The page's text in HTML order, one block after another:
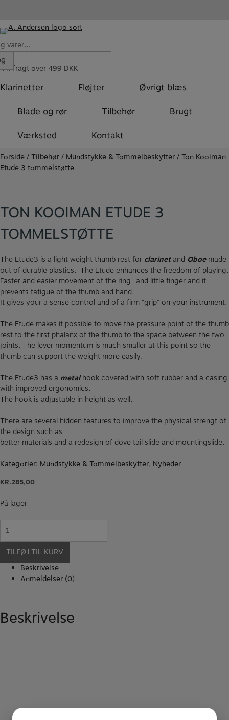
indholdet
0Varer
Fri fragt over 499 DKK
Klarinetter Fløjter
Øvrigt blæs
Blade og rør
Tilbehør
Brugt
Værksted
Kontakt
Forside/Tilbehør/ Mundstykke & Tommelbeskytter/ Ton Kooiman
Etude 3 tommelstøtte
TON KOOIMAN ETUDE 3
TOMMELSTØTTE
The Etude3 is a light weight thumb rest for clarinetand Oboemade
out of durable plastics. The Etude enhances the freedom of playing.
Faster and easier movement of the ring- and little finger and it
prevents fatigue of the thumb and hand.
It gives your a sense control and of a firm “grip” on your instrument.
The Etude makes it possible to move the pressure point of the thumb
rest to the first phalanx of the thumb to the space between the two
joints. The lever momentum is much smaller at this point so the
thumb can support the weight more easily.
The Etude3 has a metalhook covered with soft rubber and a casing
with improved ergonomics.
The hook is adjustable in height as well.
There are several hidden features to improve the physical strengt of
the design such as
better materials and a redesign of dove tail slide and mountingslide.
Kategorier: Mundstykke & Tommelbeskytter, Nyheder
KR.285,00
På lager
Ton
Kooiman
Etude
tommelstøtte
antal
TILFØJ TIL KURV
Beskrivelse
Anmeldelser (0)
Beskrivelse